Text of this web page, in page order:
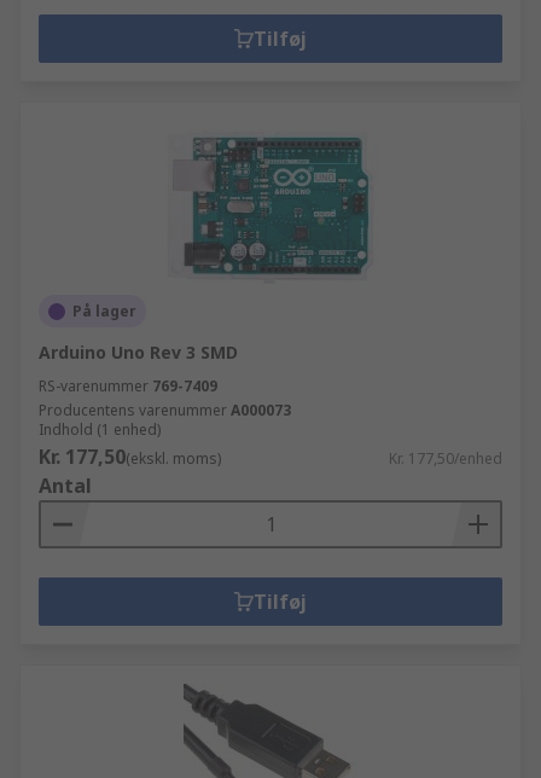
Tilføj
På lager
Arduino Uno Rev 3 SMD
RS-varenummer 769-7409
Producentens varenummerA000073
Indhold (1 enhed)
Kr. 177,50(ekskl. moms) Kr. 177,50/enhed
Antal
Tilføj